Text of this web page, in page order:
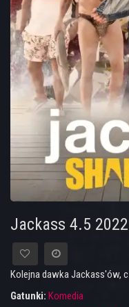
Jackass 4.5 2022
Kolejna dawka Jackass'ów,
Gatunki: Komedia